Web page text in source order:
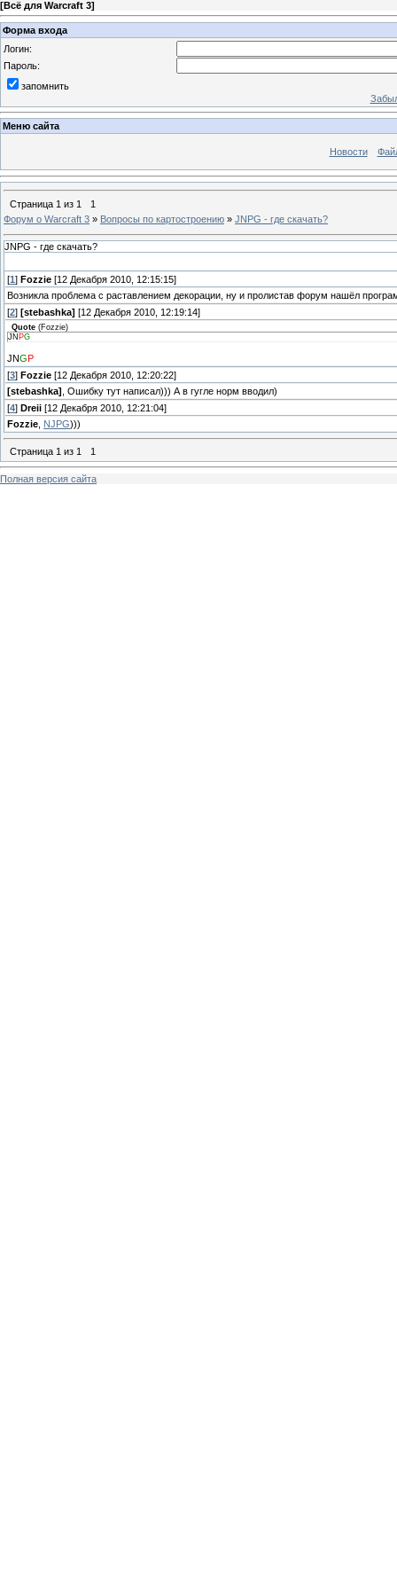
[Всё для Warcraft 3]
Форма входа
Логин:
Пароль:
запомнить
Меню сайта
Новости
Страница 1 из 1
1
Форум о Warcraft 3 » Вопросы по картостроению » JNPG - где скачать?
JNPG - где скачать?
[1 ] Fozzie [12 Декабря 2010, 12:15:15]
Возникла проблема с раставлением декорации, ну и пролистав форум нашёл
[2] [stebashka] [12 Декабря 2010, 12:19:14]
Quote (Fozzie)
JN PG
JNG P
[3] Fozzie [12 Декабря 2010, 12:20:22]
[stebashka]
, Ошибку тут написал))) А в гугле норм вводил)
[4] Dreii [12 Декабря 2010, 12:21:04]
Fozzie NJPG)))
Страница 1 из 1 1
Полная версия сайта